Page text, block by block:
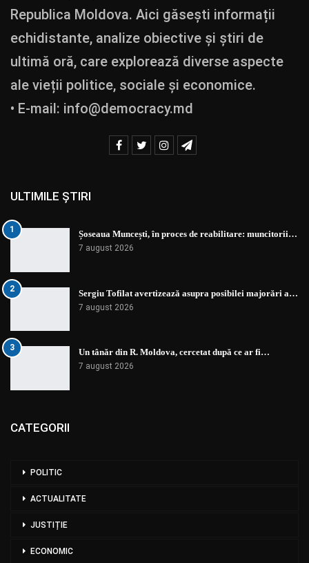
Republica Moldova. Aici găsești informații
echidistante, analize obiective și știri de
ultimă oră, care explorează diverse aspecte
ale vieții politice, sociale și economice.
• E-mail: info@democracy.md
ULTIMILE ȘTIRI
1 Șoseaua Muncești, în proces de reabilitare: muncitorii…
7 august 2026
2 Sergiu Tofilat avertizează asupra posibilei majorări a…
7 august 2026
3 Un tânăr din R. Moldova, cercetat după ce ar fi…
7 august 2026
CATEGORII
POLITIC
ACTUALITATE
JUSTIȚIE
ECONOMIC